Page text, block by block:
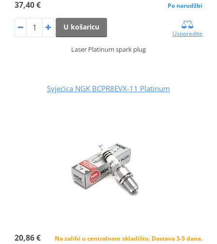
37,40 € Po narudžbi
U košaricu
Usporedite
Laser Platinum spark plug
Svjećica NGK BCPR8EVX-11 Platinum
20,86 € Na zalihi u centralnom skladištu. Dostava 3-5 dana.